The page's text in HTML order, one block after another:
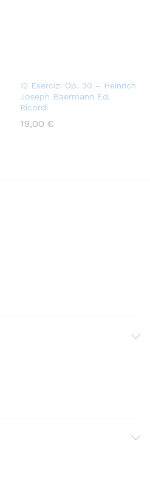
12 Esercizi Op. 30 – Heinrich
Joseph Baermann Ed.
Ricordi
19,00 €